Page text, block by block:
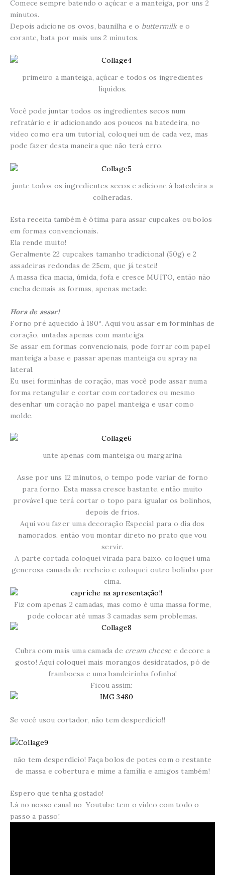
Comece sempre batendo o açúcar e a manteiga, por uns 2
minutos.
Depois adicione os ovos, baunilha e o buttermilk e o
corante, bata por mais uns 2 minutos.
primeiro a manteiga, açúcar e todos os ingredientes
líquidos.
Você pode juntar todos os ingredientes secos num
refratário e ir adicionando aos poucos na batedeira, no
video como era um tutorial, coloquei um de cada vez, mas
pode fazer desta maneira que não terá erro.
junte todos os ingredientes secos e adicione à batedeira a
colheradas.
Esta receita também é ótima para assar cupcakes ou bolos
em formas convencionais.
Ela rende muito!
Geralmente 22 cupcakes tamanho tradicional (50g) e 2
assadeiras redondas de 25cm, que já testei!
A massa fica macia, úmida, fofa e cresce MUITO, então não
encha demais as formas, apenas metade.
Hora de assar!
Forno pré aquecido à 180º. Aqui vou assar em forminhas de
coração, untadas apenas com manteiga.
Se assar em formas convencionais, pode forrar com papel
manteiga a base e passar apenas manteiga ou spray na
lateral.
Eu usei forminhas de coração, mas você pode assar numa
forma retangular e cortar com cortadores ou mesmo
desenhar um coração no papel manteiga e usar como
molde.
unte apenas com manteiga ou margarina
Asse por uns 12 minutos, o tempo pode variar de forno
para forno. Esta massa cresce bastante, então muito
provável que terá cortar o topo para igualar os bolinhos,
depois de frios.
Aqui vou fazer uma decoração Especial para o dia dos
namorados, então vou montar direto no prato que vou
servir.
A parte cortada coloquei virada para baixo, coloquei uma
generosa camada de recheio e coloquei outro bolinho por
cima.
Fiz com apenas 2 camadas, mas como é uma massa forme,
pode colocar até umas 3 camadas sem problemas.
Cubra com mais uma camada de cream cheese e decore a
gosto! Aqui coloquei mais morangos desidratados, pó de
framboesa e uma bandeirinha fofinha!
Ficou assim:
Se você usou cortador, não tem desperdício!!
não tem desperdício! Faça bolos de potes com o restante
de massa e cobertura e mime a família e amigos também!
Espero que tenha gostado!
Lá no nosso canal no Youtube tem o video com todo o
passo a passo!